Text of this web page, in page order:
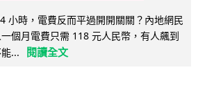
小時，電費反而平過開開關關？內地網民
個月電費只需 118 元人民幣，有人飆到
...
閱讀全文